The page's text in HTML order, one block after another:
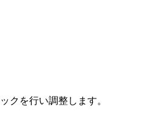
クを行い調整します。